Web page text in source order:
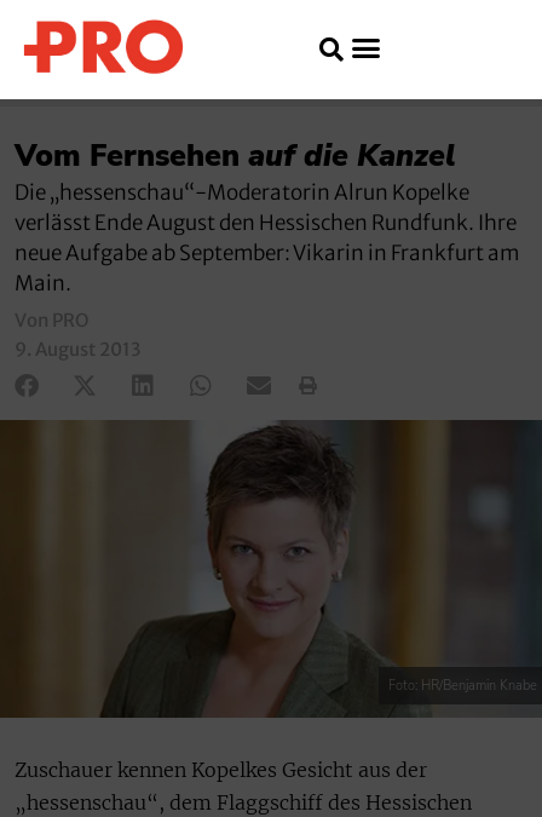
Vom Fernsehen auf die Kanzel
Die „hessenschau“-Moderatorin Alrun Kopelke
verlässt Ende August den Hessischen Rundfunk. Ihre
neue Aufgabe ab September: Vikarin in Frankfurt am
Main.
Von PRO
9. August 2013
Foto: HR/Benjamin Knabe
Zuschauer kennen Kopelkes Gesicht aus der
„hessenschau“, dem Flaggschiff des Hessischen